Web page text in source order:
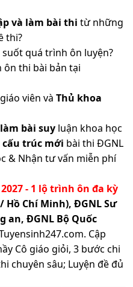
và làm bài thi từ những
thi?
suốt quá trình ôn luyện?
ôn thi bài bản tại
viên và Thủ khoa
bài suy luận khoa học
cấu trúc mới bài thi ĐGNL
& Nhận tư vấn miễn phí
- 1 lộ trình ôn đa kỳ
Hồ Chí Minh), ĐGNL Sư
an, ĐGNL Bộ Quốc
Cập
Cô giáo giỏi, 3 bước chi
chuyên sâu; Luyện đề đủ